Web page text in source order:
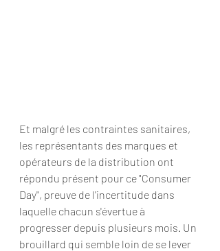
Et malgré les contraintes sanitaires,
les représentants des marques et
opérateurs de la distribution ont
répondu présent pour ce "Consumer
Day", preuve de l'incertitude dans
laquelle chacun s'évertue à
progresser depuis plusieurs mois. Un
brouillard qui semble loin de se lever